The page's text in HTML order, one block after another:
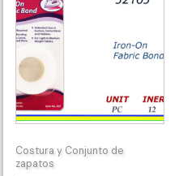
Costura y Conjunto de
zapatos
IRON-
ON